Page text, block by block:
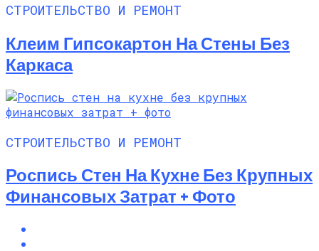
СТРОИТЕЛЬСТВО И РЕМОНТ
Клеим Гипсокартон На Стены Без
Каркаса
СТРОИТЕЛЬСТВО И РЕМОНТ
Роспись Стен На Кухне Без Крупных
Финансовых Затрат + Фото